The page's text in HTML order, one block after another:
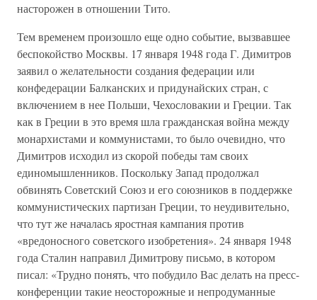
насторожен в отношении Тито.
Тем временем произошло еще одно событие, вызвавшее
беспокойство Москвы. 17 января 1948 года Г. Димитров
заявил о желательности создания федерации или
конфедерации Балканских и придунайских стран, с
включением в нее Польши, Чехословакии и Греции. Так
как в Греции в это время шла гражданская война между
монархистами и коммунистами, то было очевидно, что
Димитров исходил из скорой победы там своих
единомышленников. Поскольку Запад продолжал
обвинять Советский Союз и его союзников в поддержке
коммунистических партизан Греции, то неудивительно,
что тут же началась яростная кампания против
«вредоносного советского изобретения». 24 января 1948
года Сталин направил Димитрову письмо, в котором
писал: «Трудно понять, что побудило Вас делать на пресс-
конференции такие неосторожные и непродуманные